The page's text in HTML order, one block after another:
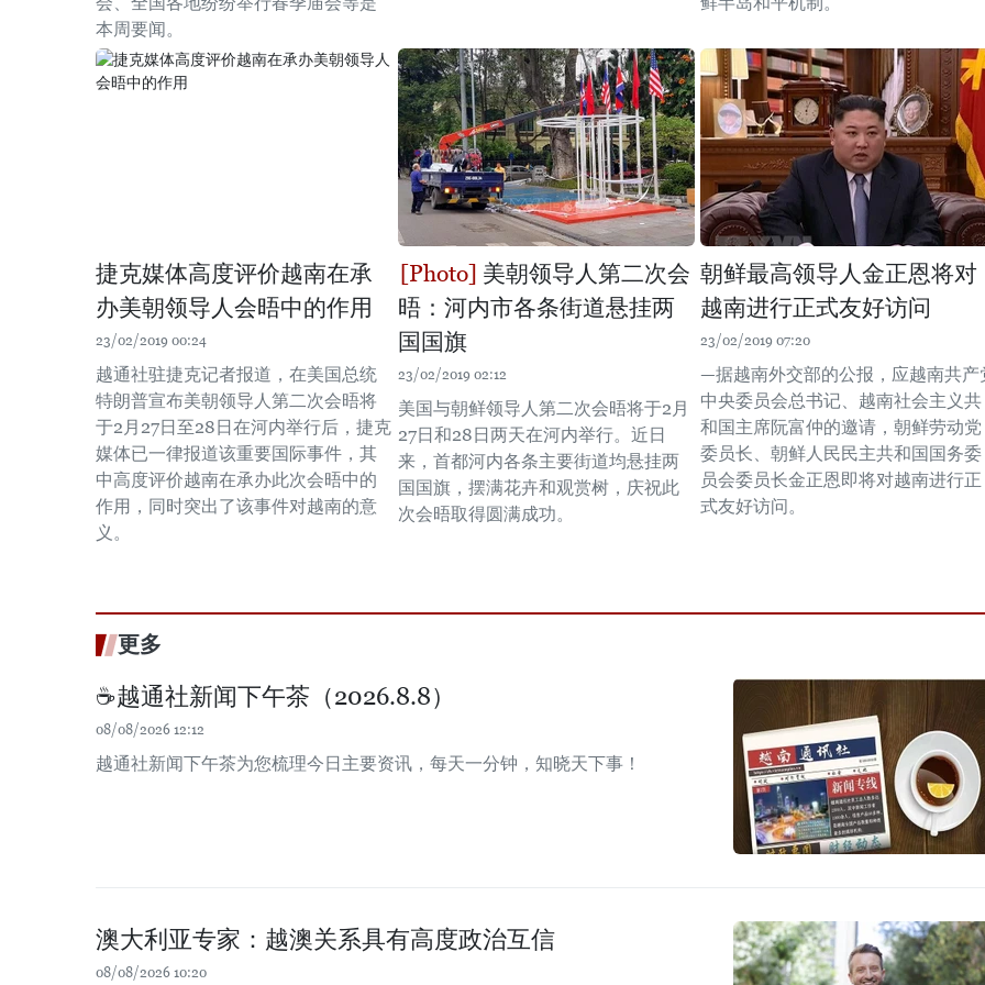
本周要闻。
捷克媒体高度评价越南在承
办美朝领导人会晤中的作用
23/02/2019 00:24
越通社驻捷克记者报道，在美国总统
特朗普宣布美朝领导人第二次会晤将
于2月27日至28日在河内举行后，捷克
媒体已一律报道该重要国际事件，其
中高度评价越南在承办此次会晤中的
作用，同时突出了该事件对越南的意
义。
美朝领导人第二次会
晤：河内市各条街道悬挂两
国国旗
23/02/2019 02:12
美国与朝鲜领导人第二次会晤将于2月
27日和28日两天在河内举行。近日
来，首都河内各条主要街道均悬挂两
国国旗，摆满花卉和观赏树，庆祝此
次会晤取得圆满成功。
朝鲜最高领导人金正恩将对
越南进行正式友好访问
23/02/2019 07:20
—据越南外交部的公报，应越南共产
中央委员会总书记、越南社会主义共
和国主席阮富仲的邀请，朝鲜劳动党
委员长、朝鲜人民民主共和国国务委
员会委员长金正恩即将对越南进行正
式友好访问。
更多
☕️越通社新闻下午茶（2026.8.8）
08/08/2026 12:12
越通社新闻下午茶为您梳理今日主要资讯，每天一分钟，知晓天下事！
澳大利亚专家：越澳关系具有高度政治互信
08/08/2026 10:20